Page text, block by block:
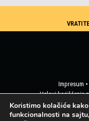
Impresum •
Uslovi korišćenja
Koristimo kolačiće
funkcionalnosti na